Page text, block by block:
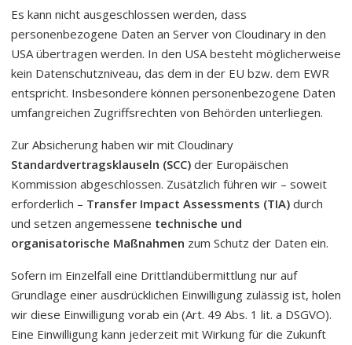
Es kann nicht ausgeschlossen werden, dass
personenbezogene Daten an Server von Cloudinary in den
USA übertragen werden. In den USA besteht möglicherweise
kein Datenschutzniveau, das dem in der EU bzw. dem EWR
entspricht. Insbesondere können personenbezogene Daten
umfangreichen Zugriffsrechten von Behörden unterliegen.
Zur Absicherung haben wir mit Cloudinary
Standardvertragsklauseln (SCC) der Europäischen
Kommission abgeschlossen. Zusätzlich führen wir – soweit
erforderlich – Transfer Impact Assessments (TIA) durch
und setzen angemessene technische und
organisatorische Maßnahmen zum Schutz der Daten ein.
Sofern im Einzelfall eine Drittlandübermittlung nur auf
Grundlage einer ausdrücklichen Einwilligung zulässig ist, holen
wir diese Einwilligung vorab ein (Art. 49 Abs. 1 lit. a DSGVO).
Eine Einwilligung kann jederzeit mit Wirkung für die Zukunft